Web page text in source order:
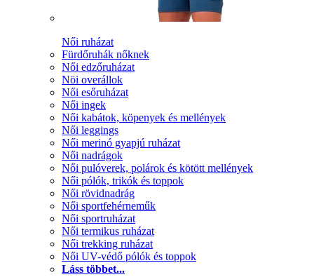
Női ruházat
Fürdőruhák nőknek
Női edzőruházat
Nöi overállok
Női esőruházat
Női ingek
Női kabátok, köpenyek és mellények
Női leggings
Női merinó gyapjú ruházat
Női nadrágok
Női pulóverek, polárok és kötött mellények
Női pólók, trikók és toppok
Női rövidnadrág
Női sportfehérneműk
Női sportruházat
Női termikus ruházat
Női trekking ruházat
Női UV-védő pólók és toppok
Láss többet...